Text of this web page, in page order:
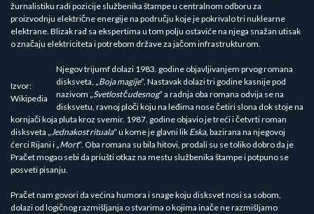
žurnalistiku radi pozicije službenika štampe u centralnom odboru za
proizvodnju električne energije na području koje je pokrivalo tri nuklearne
elektrane. Blizak rad sa ekspertima u tom polju ostaviće na njega snažan utisak
o značaju elektriciteta i potrebom države za jačom infrastrukturom.
Izvor:
Wikipedia
Njegov trijumf dolazi 1983. godine objavljivanjem prvog romana
disksveta, „Boja magije“. Nastavak dolazi tri godine kasnije pod
nazivom „Svetlost čudesnog“ a radnja oba romana odvija se na
disksvetu, ravnoj ploči koju na leđima nose četiri slona dok stoje na
kornjači koja pluta kroz svemir. 1987. godine objavio je treći i četvrti roman
disksveta „Jednakost rituala“ u kome je glavni lik Eska,bazirana na njegovoj
ćerci Rijani i „Mort“. Oba romana su bila hitovi, prodali su se toliko dobro da je
Pračet mogao sebi da priušti otkaz na mestu službenika štampe i potpuno se
posveti pisanju.
Pračet nam govori da većina humora i snage koju disksvet nosi sa sobom,
dolazi od logičnog razmišljanja o stvarima o kojima inače ne razmišljamo